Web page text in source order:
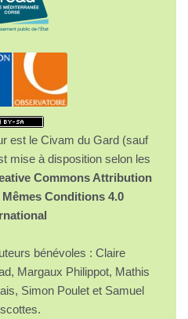
est le Civam du Gard (sauf
mise à disposition selon les
Commons Attribution
Conditions 4.0
bénévoles : Claire
Margaux Philippot, Mathis
Simon Poulet et Samuel